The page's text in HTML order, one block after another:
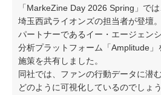
「MarkeZine Day 2026 Spring」では
埼玉西武ライオンズの担当者が登壇。
パートナーであるイー・エージェン
分析プラットフォーム「Amplitude
施策を共有しました。
同社では、ファンの行動データに潜
どのように可視化しているのでしょ